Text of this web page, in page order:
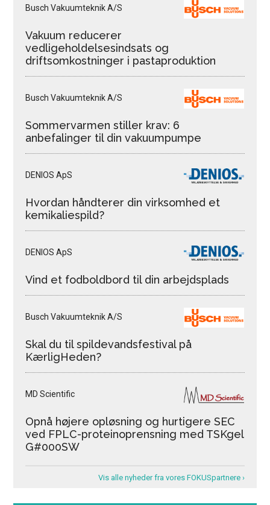
Busch Vakuumteknik A/S
Vakuum reducerer
vedligeholdelsesindsats og
driftsomkostninger i pastaproduktion
Busch Vakuumteknik A/S
Sommervarmen stiller krav: 6
anbefalinger til din vakuumpumpe
DENIOS ApS
Hvordan håndterer din virksomhed et
kemikaliespild?
DENIOS ApS
Vind et fodboldbord til din arbejdsplads
Busch Vakuumteknik A/S
Skal du til spildevandsfestival på
KærligHeden?
MD Scientific
Opnå højere opløsning og hurtigere SEC
ved FPLC-proteinoprensning med TSKgel
G#000SW
Vis alle nyheder fra vores FOKUSpartnere ›